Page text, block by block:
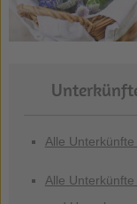
Alle Unterkünfte
Alle